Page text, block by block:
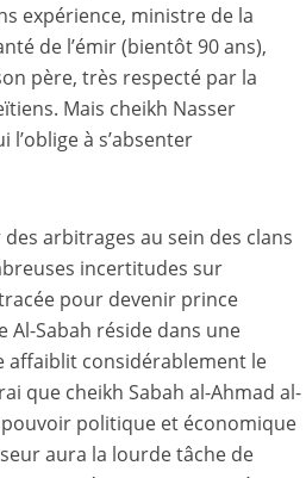
expérience, ministre de la
de l’émir (bientôt 90 ans),
père, très respecté par la
Mais cheikh Nasser
à s’absenter
arbitrages au sein des clans
incertitudes sur
pour devenir prince
Al-Sabah réside dans une
affaiblit considérablement le
que cheikh Sabah al-Ahmad al-
politique et économique
aura la lourde tâche de